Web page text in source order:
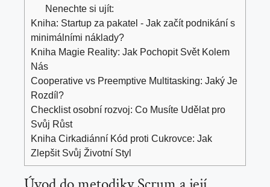
Nenechte si ujít:
Kniha: Startup za pakatel - Jak začít podnikání s
minimálními náklady?
Kniha Magie Reality: Jak Pochopit Svět Kolem
Nás
Cooperative vs Preemptive Multitasking: Jaký Je
Rozdíl?
Checklist osobní rozvoj: Co Musíte Udělat pro
Svůj Růst
Kniha Cirkadiánní Kód proti Cukrovce: Jak
Zlepšit Svůj Životní Styl